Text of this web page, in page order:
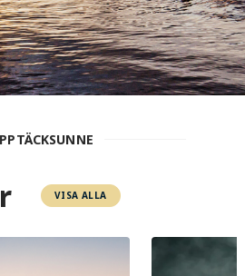
VISA ALLA